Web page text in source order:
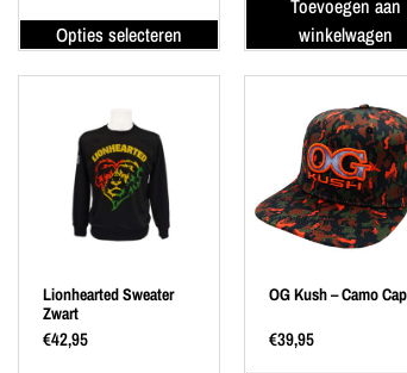
Opties selecteren
Toevoegen aan
winkelwagen
Lionhearted Sweater
Zwart
€42,95
OG Kush – Camo Cap
€39,95